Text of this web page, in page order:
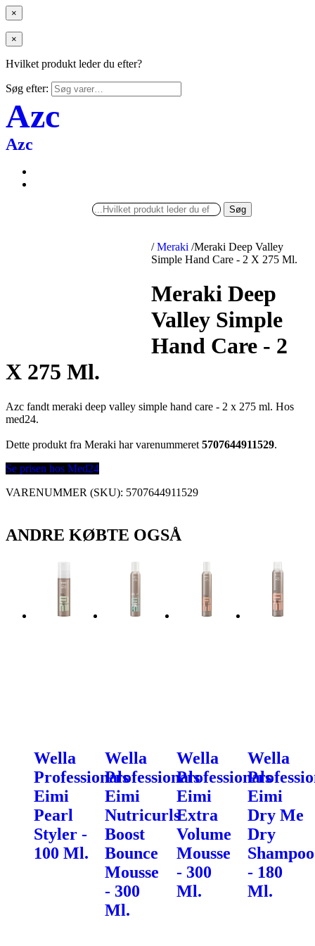
×
×
Hvilket produkt leder du efter?
Søg efter:
Azc
Azc
Søg
/ Meraki /Meraki Deep Valley
Simple Hand Care - 2 X 275 Ml.
Meraki Deep
Valley Simple
Hand Care - 2
X 275 Ml.
Azc fandt meraki deep valley simple hand care - 2 x 275 ml. Hos
med24.
Dette produkt fra Meraki har varenummeret 5707644911529.
Se prisen hos Med24
VARENUMMER (SKU): 5707644911529
ANDRE KØBTE OGSÅ
Wella
Professionals
Eimi
Pearl
Styler -
100 Ml.
Wella
Professionals
Eimi
Nutricurls
Boost
Bounce
Mousse
- 300
Ml.
Wella
Professionals
Eimi
Extra
Volume
Mousse
- 300
Ml.
Wella
Eimi
Dry Me
Dry
Shampoo
- 180
Ml.